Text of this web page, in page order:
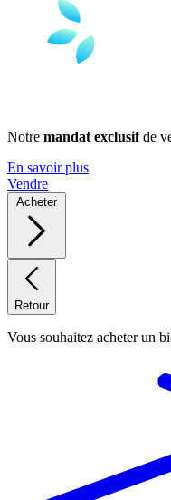
Notre mandat exclusifde
En savoir plus
Vendre
Acheter
Retour
Vous souhaitez acheter un